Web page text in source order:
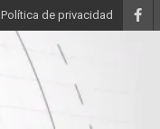
Política de privacidad